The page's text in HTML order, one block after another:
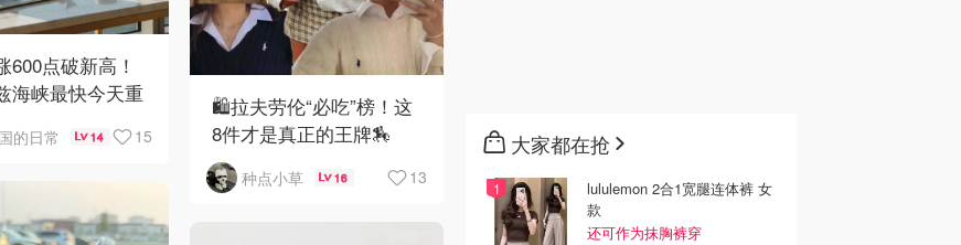
🛍️拉夫劳伦“必吃”榜！这
8件才是真正的王牌🏇
种点小草 16 13
600点破新高！
海峡最快今天重
的日常 14 15 大家都在抢
lululemon 2合1宽腿连体裤 女
款
还可作为抹胸裤穿